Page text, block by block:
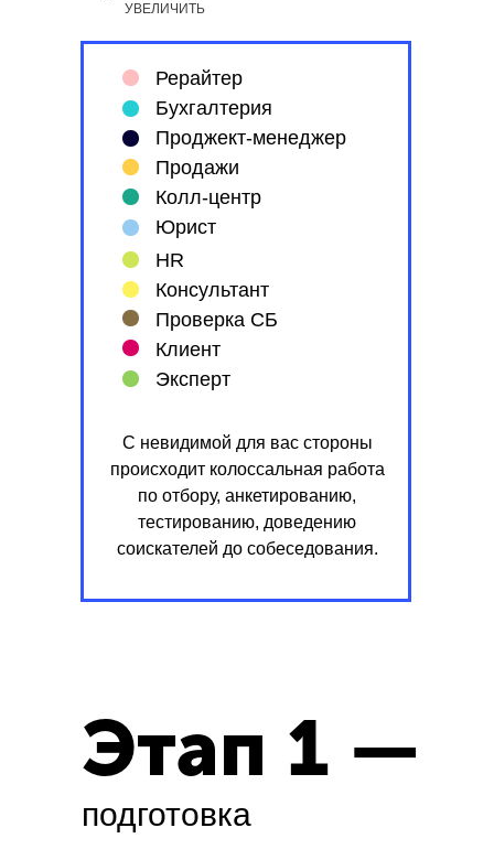
Рерайтер
Бухгалтерия
Проджект-менеджер
Продажи
Колл-центр
Юрист
УВЕЛИЧИТЬ
С невидимой для вас стороны
происходит колоссальная работа
по отбору, анкетированию,
тестированию, доведению
соискателей до собеседования.
Этап 1 —
подготовка
HR
Консультант
Проверка СБ
Клиент
Эксперт